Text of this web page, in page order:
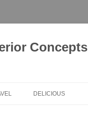
Concepts
DELICIOUS